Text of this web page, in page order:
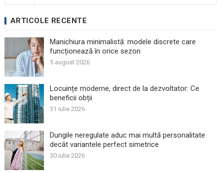
ARTICOLE RECENTE
Manichiura minimalistă: modele discrete care
funcționează în orice sezon
5 august 2026
Locuințe moderne, direct de la dezvoltator: Ce
beneficii obții
31 iulie 2026
Dungile neregulate aduc mai multă personalitate
decât variantele perfect simetrice
30 iulie 2026